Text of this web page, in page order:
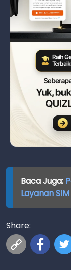
Baca Juga:
Layanan
Share: